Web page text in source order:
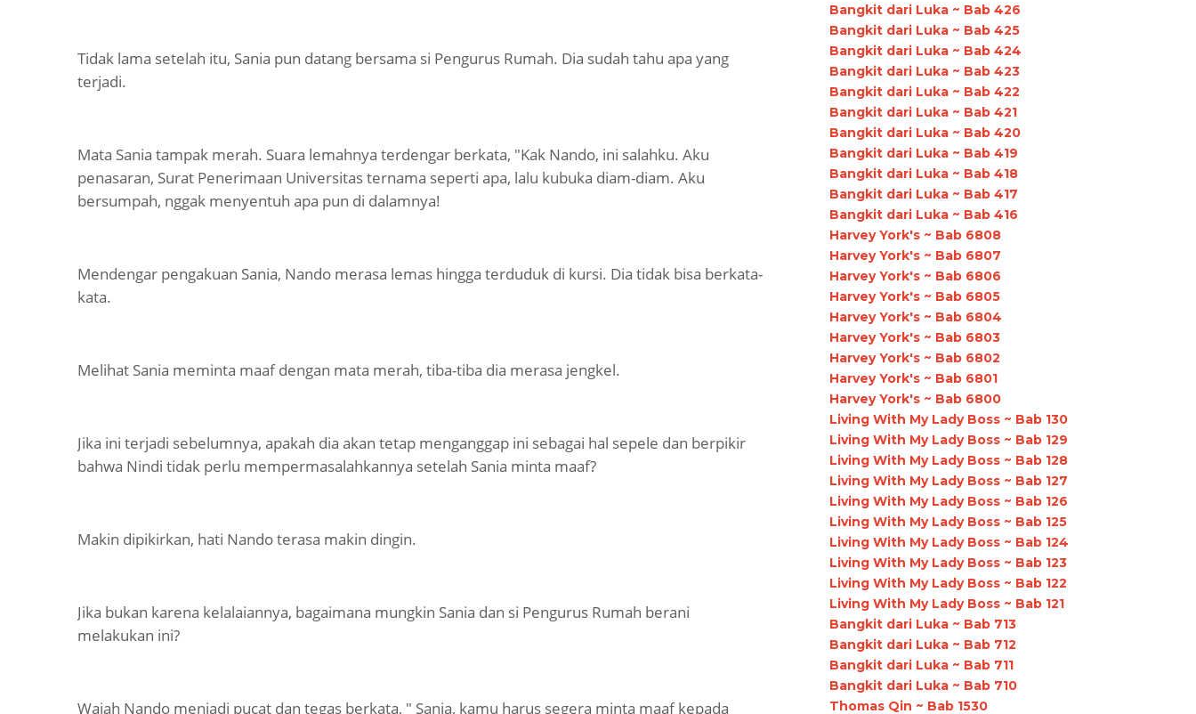
Tidak lama setelah itu, Sania pun datang bersama si Pengurus Rumah. Dia sudah tahu apa yang
terjadi.
Mata Sania tampak merah. Suara lemahnya terdengar berkata, "Kak Nando, ini salahku. Aku
penasaran, Surat Penerimaan Universitas ternama seperti apa, lalu kubuka diam-diam. Aku
bersumpah, nggak menyentuh apa pun di dalamnya!
Mendengar pengakuan Sania, Nando merasa lemas hingga terduduk di kursi. Dia tidak bisa berkata-
kata.
Melihat Sania meminta maaf dengan mata merah, tiba-tiba dia merasa jengkel.
Jika ini terjadi sebelumnya, apakah dia akan tetap menganggap ini sebagai hal sepele dan berpikir
bahwa Nindi tidak perlu mempermasalahkannya setelah Sania minta maaf?
Makin dipikirkan, hati Nando terasa makin dingin.
Jika bukan karena kelalaiannya, bagaimana mungkin Sania dan si Pengurus Rumah berani
melakukan ini?
Wajah Nando menjadi pucat dan tegas berkata, " Sania, kamu harus segera minta maaf kepada
Bangkit dari Luka ~ Bab 426
Bangkit dari Luka ~ Bab 425
Bangkit dari Luka ~ Bab 424
Bangkit dari Luka ~ Bab 423
Bangkit dari Luka ~ Bab 422
Bangkit dari Luka ~ Bab 421
Bangkit dari Luka ~ Bab 420
Bangkit dari Luka ~ Bab 419
Bangkit dari Luka ~ Bab 418
Bangkit dari Luka ~ Bab 417
Bangkit dari Luka ~ Bab 416
Harvey York's ~ Bab 6808
Harvey York's ~ Bab 6807
Harvey York's ~ Bab 6806
Harvey York's ~ Bab 6805
Harvey York's ~ Bab 6804
Harvey York's ~ Bab 6803
Harvey York's ~ Bab 6802
Harvey York's ~ Bab 6801
Harvey York's ~ Bab 6800
Living With My Lady Boss ~ Bab 130
Living With My Lady Boss ~ Bab 129
Living With My Lady Boss ~ Bab 128
Living With My Lady Boss ~ Bab 127
Living With My Lady Boss ~ Bab 126
Living With My Lady Boss ~ Bab 125
Living With My Lady Boss ~ Bab 124
Living With My Lady Boss ~ Bab 123
Living With My Lady Boss ~ Bab 122
Living With My Lady Boss ~ Bab 121
Bangkit dari Luka ~ Bab 713
Bangkit dari Luka ~ Bab 712
Bangkit dari Luka ~ Bab 711
Bangkit dari Luka ~ Bab 710
Thomas Qin ~ Bab 1530